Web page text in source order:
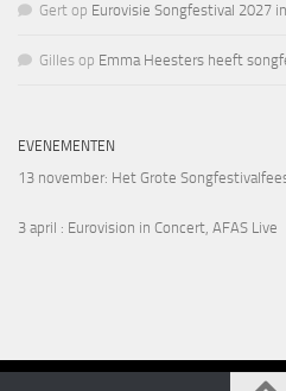
Gert op Eurovisie Songfestival 2027
Gilles op Emma Heesters heeft
EVENEMENTEN
13 november: Het Grote
3 april : Eurovision in Concert, AFAS Live